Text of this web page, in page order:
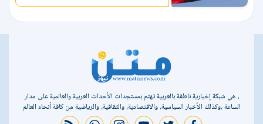
، هي شبكة إخبارية ناطقة بالعربية تهتم بمستجدات الأحداث العربية والعالمية على مدار
الساعة ،وكذلك الأخبار السياسية، والاقتصادية، والثقافية، والرياضية من كافة أنحاء العالم